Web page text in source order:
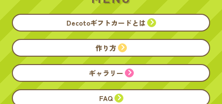
Decotoギフトカードとは
作り方
ギャラリー
FAQ